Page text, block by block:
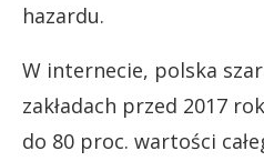
hazardu.
W internecie, polska
zakładach przed 2017
do 80 proc. wartości